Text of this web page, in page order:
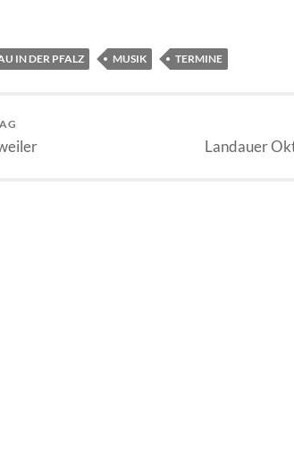
IN DER PFALZ MUSIK TERMINE
Landauer